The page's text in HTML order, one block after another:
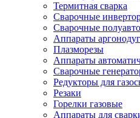
Термитная сварка
Сварочные
Сварочные
Аппараты
Плазморезы
Аппараты
Сварочные
Редукторы для
Резаки
Горелки газовые
Аппараты для